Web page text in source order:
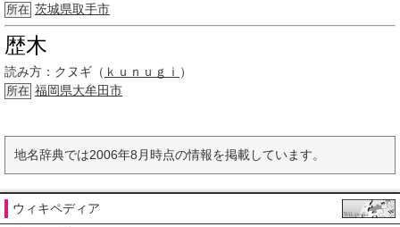
所在 茨城県取手市
歴木
読み方： クヌギ（ ｋｕｎｕｇｉ ）
所在 福岡県大牟田市
地名辞典では2006年8月時点の情報を掲載しています。
ウィキペディア